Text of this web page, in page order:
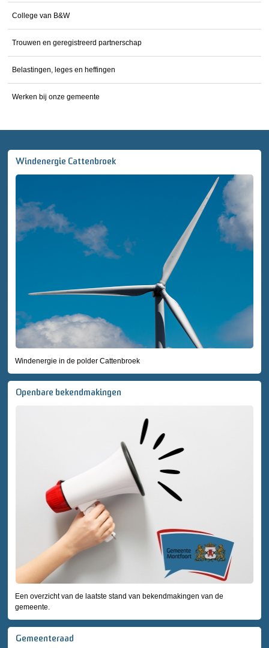
College van B&W
Trouwen en geregistreerd partnerschap
Belastingen, leges en heffingen
Werken bij onze gemeente
Windenergie Cattenbroek
Windenergie in de polder Cattenbroek
Openbare bekendmakingen
Een overzicht van de laatste stand van bekendmakingen van de
gemeente.
Gemeenteraad